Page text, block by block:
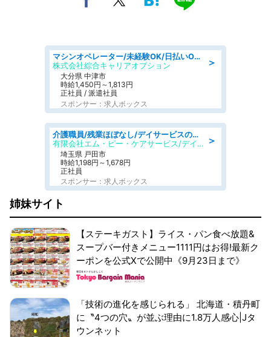
＞
マシンオペレーター/未経験OK/日払いOK/交替制/20・30・40代活躍中/製造 工場
株式会社綜合キャリアオプション
大分県 中津市
時給1,450円～1,813円
正社員 / 派遣社員
スポンサー：求人ボックス
＞
介護職員/残業ほぼなし/デイサービスの介護士/日勤のみ
有限会社エム・ピー・ケアサービス/デイサービスセンター もみじ
埼玉県 戸田市
時給1,198円～1,678円
正社員
スポンサー：求人ボックス
姉妹サイト
【ステーキガスト】ライス・パン食べ放題&
スープバー付きメニュー1111円はお得!最新ク
ーポンを公式Xで公開中《9月23日まで》
「技術の進化を感じられる」 北海道・積丹町
に〝4つの穴〟が並ぶ理由に1.8万人感心|Jタ
ウンネット